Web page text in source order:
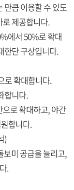
만큼 이용할 수 있도
제공합니다.
에서 50%로 확대
한단 구상입니다.
로 확대합니다.
합니다.
로 확대하고, 야간
합니다.
)
보미 공급을 늘리고,
.